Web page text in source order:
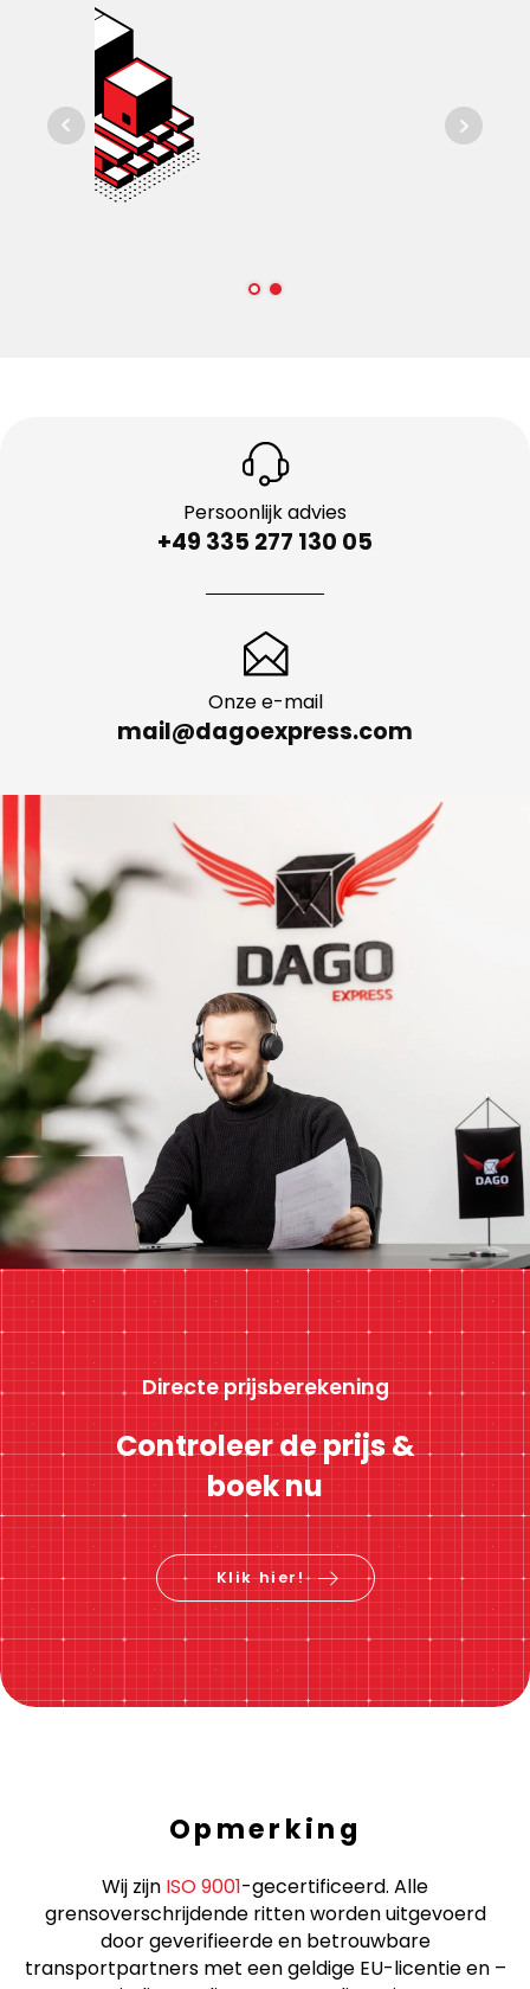
+49 335 277 130 05
mail@dagoexpress.com
Directe prijsberekening
Controleer de prijs &
boek nu
Opmerking